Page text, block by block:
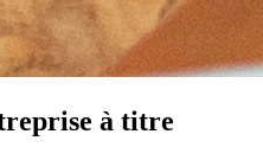
à titre